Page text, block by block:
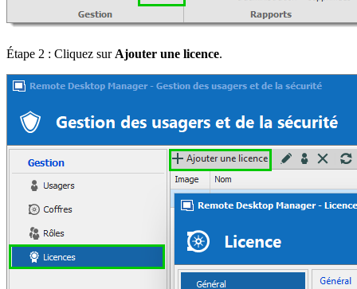
Étape 2 : Cliquez sur Ajouter une licence.